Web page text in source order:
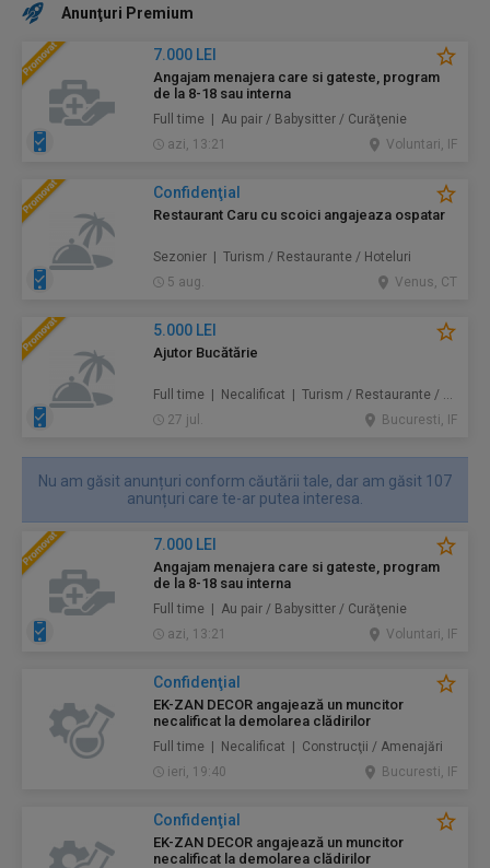
Anunţuri Premium
7.000 LEI
Angajam menajera care si gateste, program
de la 8-18 sau interna
Full time | Au pair / Babysitter / Curăţenie
azi, 13:21
Voluntari, IF
Confidenţial
Restaurant Caru cu scoici angajeaza ospatar
Sezonier | Turism / Restaurante / Hoteluri
5 aug.
Venus, CT
5.000 LEI
Ajutor Bucătărie
Full time | Necalificat | Turism / Restaurante / Hoteluri
27 jul.
Bucuresti, IF
Nu am găsit anunțuri conform căutării tale, dar am găsit 107
anunțuri care te-ar putea interesa.
7.000 LEI
Angajam menajera care si gateste, program
de la 8-18 sau interna
Full time | Au pair / Babysitter / Curăţenie
azi, 13:21
Voluntari, IF
Confidenţial
EK-ZAN DECOR angajează un muncitor
necalificat la demolarea clădirilor
Full time | Necalificat | Construcţii / Amenajări
ieri, 19:40
Bucuresti, IF
Confidenţial
EK-ZAN DECOR angajează un muncitor
necalificat la demolarea clădirilor